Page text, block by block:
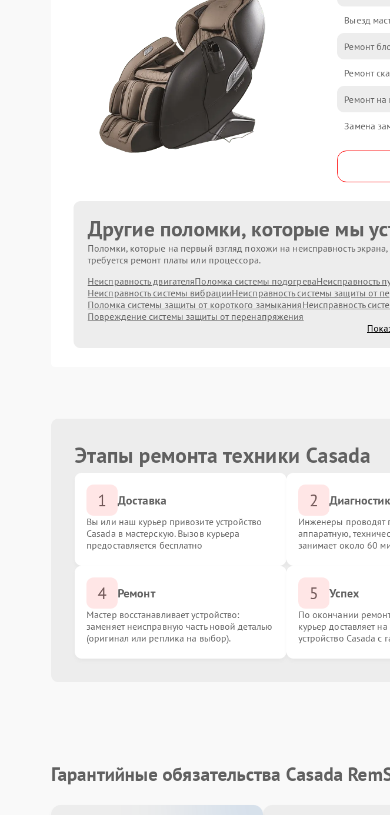
Выезд
Ремонт
Ремонт
Ремонт на
Замена
Другие поломки, которые мы
Поломки, которые на первый взгляд похожи на неисправность
требуется ремонт платы или процессора.
Неисправность двигателяПоломка системы подогреваНеисправность
Неисправность системы вибрацииНеисправность системы защиты от
Поломка системы защиты от короткого замыканияНеисправность
Повреждение системы защиты от перенапряжения
Этапы ремонта техники Casada
1 Доставка
Вы или наш курьер привозите устройство
Casada в мастерскую. Вызов курьера
предоставляется бесплатно
2
Инженеры проводят
аппаратную,
занимает около 60
4 Ремонт
Мастер восстанавливает устройство:
заменяет неисправную часть новой деталью
(оригинал или реплика на выбор).
5 Успех
По окончании
курьер доставляет
устройство Casada
Гарантийные обязательства Casada